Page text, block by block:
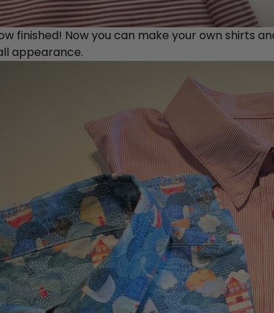
finished! Now you can make your own shirts
appearance.